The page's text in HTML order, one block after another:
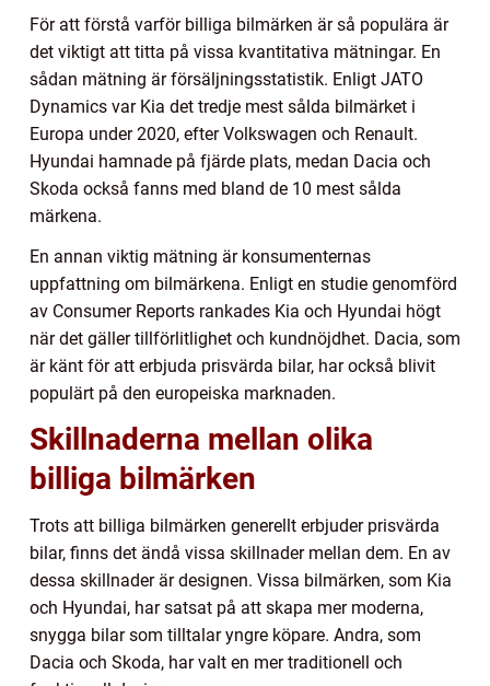
För att förstå varför billiga bilmärken är så populära är
det viktigt att titta på vissa kvantitativa mätningar. En
sådan mätning är försäljningsstatistik. Enligt JATO
Dynamics var Kia det tredje mest sålda bilmärket i
Europa under 2020, efter Volkswagen och Renault.
Hyundai hamnade på fjärde plats, medan Dacia och
Skoda också fanns med bland de 10 mest sålda
märkena.
En annan viktig mätning är konsumenternas
uppfattning om bilmärkena. Enligt en studie genomförd
av Consumer Reports rankades Kia och Hyundai högt
när det gäller tillförlitlighet och kundnöjdhet. Dacia, som
är känt för att erbjuda prisvärda bilar, har också blivit
populärt på den europeiska marknaden.
Skillnaderna mellan olika
billiga bilmärken
Trots att billiga bilmärken generellt erbjuder prisvärda
bilar, finns det ändå vissa skillnader mellan dem. En av
dessa skillnader är designen. Vissa bilmärken, som Kia
och Hyundai, har satsat på att skapa mer moderna,
snygga bilar som tilltalar yngre köpare. Andra, som
Dacia och Skoda, har valt en mer traditionell och